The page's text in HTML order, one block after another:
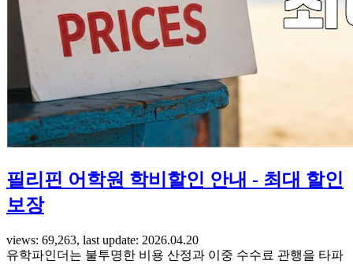
필리핀 어학원 학비할인 안내 - 최대 할인
보장
views: 69,263, last update: 2026.04.20
유학파인더는 불투명한 비용 산정과 이중 수수료 관행을 타파